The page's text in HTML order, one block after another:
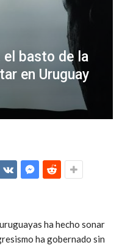
basto de la
en Uruguay
ha hecho sonar
ha gobernado sin